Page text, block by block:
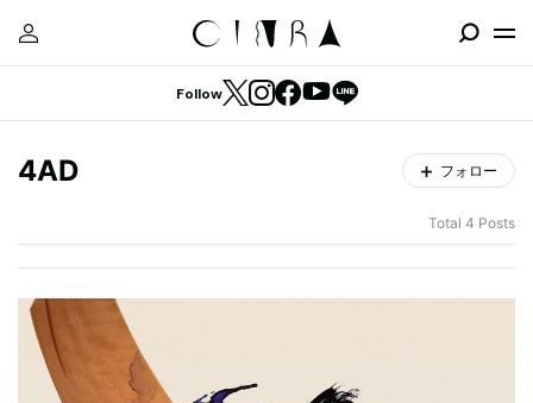
Follow
4AD フォロー
Total 4 Posts